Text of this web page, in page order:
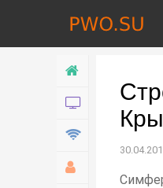
Новости
Технологии